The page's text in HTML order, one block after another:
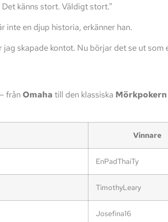
känns stort. Väldigt stort.”
inte en djup historia, erkänner han.
skapade kontot. Nu börjar det se ut som
från Omaha till den klassiska Mörkpokern
Vinnare
EnPadThaiTy
TimothyLeary
Josefina16